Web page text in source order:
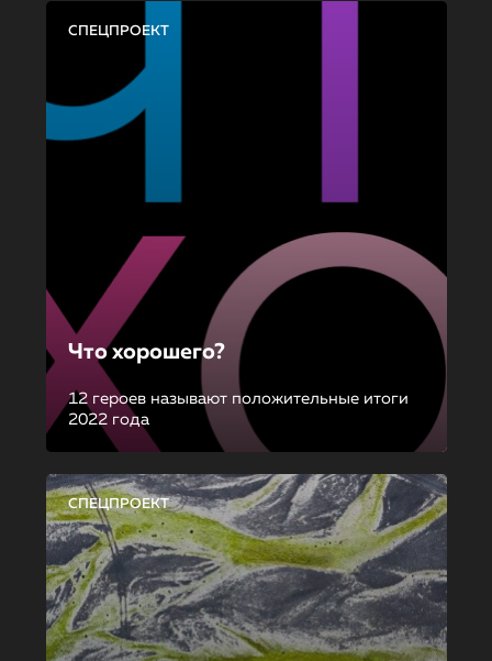
СПЕЦПРОЕКТ
Что хорошего?
12 героев называют положительные итоги
2022 года
СПЕЦПРОЕКТ